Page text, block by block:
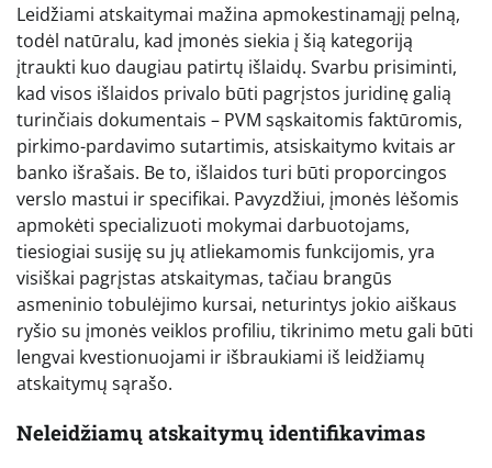
Leidžiami atskaitymai mažina apmokestinamąjį pelną,
todėl natūralu, kad įmonės siekia į šią kategoriją
įtraukti kuo daugiau patirtų išlaidų. Svarbu prisiminti,
kad visos išlaidos privalo būti pagrįstos juridinę galią
turinčiais dokumentais – PVM sąskaitomis faktūromis,
pirkimo-pardavimo sutartimis, atsiskaitymo kvitais ar
banko išrašais. Be to, išlaidos turi būti proporcingos
verslo mastui ir specifikai. Pavyzdžiui, įmonės lėšomis
apmokėti specializuoti mokymai darbuotojams,
tiesiogiai susiję su jų atliekamomis funkcijomis, yra
visiškai pagrįstas atskaitymas, tačiau brangūs
asmeninio tobulėjimo kursai, neturintys jokio aiškaus
ryšio su įmonės veiklos profiliu, tikrinimo metu gali būti
lengvai kvestionuojami ir išbraukiami iš leidžiamų
atskaitymų sąrašo.
Neleidžiamų atskaitymų identifikavimas